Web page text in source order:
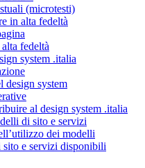
(microtesti)
in alta fedeltà
fedeltà
system .italia
design system
al design system .italia
di sito e servizi
dei modelli
e servizi disponibili